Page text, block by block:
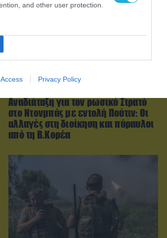
and other user protection.
Privacy Policy
Αναδιάταξη για τον ρωσικό Στρατό
στο Ντονμπάς με εντολή Πούτιν: Οι
αλλαγές στη διοίκηση και πύραυλοι
από τη Β.Κορέα